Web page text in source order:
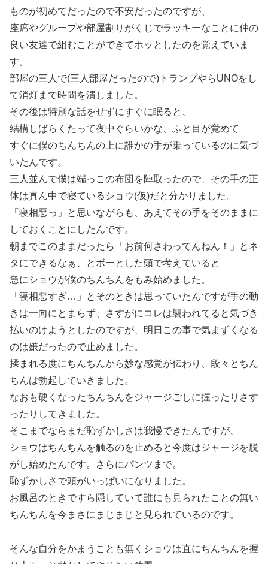
ものが初めてだったので不安だったのですが、
座席やグループや部屋割りがくじでラッキーなことに仲の
良い友達で組むことができてホッとしたのを覚えていま
す。
部屋の三人で(三人部屋だったので)トランプやらUNOをし
て消灯まで時間を潰しました。
その後は特別な話をせずにすぐに眠ると、
結構しばらくたって夜中ぐらいかな、ふと目が覚めて
すぐに僕のちんちんの上に誰かの手が乗っているのに気づ
いたんです。
三人並んで僕は端っこの布団を陣取ったので、その手の正
体は真ん中で寝ているショウ(仮)だと分かりました。
「寝相悪っ」と思いながらも、あえてその手をそのままに
しておくことにしたんです。
朝までこのままだったら「お前何さわってんねん！」とネ
タにできるなぁ、とボーとした頭で考えていると
急にショウが僕のちんちんをもみ始めました。
「寝相悪すぎ…」とそのときは思っていたんですが手の動
きは一向にとまらず、さすがにコレは襲われてると気づき
払いのけようとしたのですが、明日この事で気まずくなる
のは嫌だったので止めました。
揉まれる度にちんちんから妙な感覚が伝わり、段々とちん
ちんは勃起していきました。
なおも硬くなったちんちんをジャージごしに握ったりさす
ったりしてきました。
そこまでならまだ恥ずかしさは我慢できたんですが、
ショウはちんちんを触るのを止めると今度はジャージを脱
がし始めたんです。さらにパンツまで。
恥ずかしさで頭がいっぱいになりました。
お風呂のときですら隠していて誰にも見られたことの無い
ちんちんを今まさにまじまじと見られているのです。
そんな自分をかまうことも無くショウは直にちんちんを握